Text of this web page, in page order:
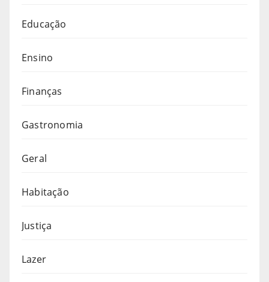
Educação
Ensino
Finanças
Gastronomia
Geral
Habitação
Justiça
Lazer